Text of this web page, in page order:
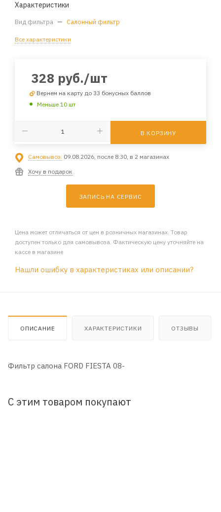
Характеристики
Вид фильтра — Салонный фильтр
Все характеристики
328 руб./шт
Вернем на карту до 33 бонусных баллов
Меньше 10 шт
В КОРЗИНУ
Самовывоз: 09.08.2026, после 8:30, в 2 магазинах
Хочу в подарок
ЗАПИСЬ НА СЕРВИС
Цена может отличаться от цен в розничных магазинах. Товар
доступен только для самовывоза. Фактическую цену уточняйте на
кассе в магазине
Нашли ошибку в характеристиках или описании?
ОПИСАНИЕ ХАРАКТЕРИСТИКИ ОТЗЫВЫ
Фильтр салона FORD FIESTA 08-
С этим товаром покупают